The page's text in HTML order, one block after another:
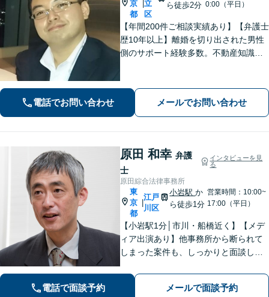
京
都
立
区
ら徒歩2分 0:00（平日）
【年間200件ご相談実績あり】【弁護士
歴10年以上】離婚を切り出された男性
側のサポート経験多数。不動産知識が
メトロ千代田線綾瀬駅西口徒歩2分】
【初回面談無料】
電話でお問い合わせ メールでお問い合わせ
原田 和幸 弁護
士
インタビューを見
る
原田綜合法律事務所
東
京
都
|
江戸
川区
小岩駅か
ら徒歩1分
営業時間：10:00~
17:00（平日）
【小岩駅1分│市川・船橋近く】【メデ
ィア出演あり】他事務所から断られて
しまった案件も、しっかりと面談し、
績約1000件】豊富な離婚調停・裁判実
績あり【不動産業界出身】豊富な専門
電話で面談予約 メールで面談予約